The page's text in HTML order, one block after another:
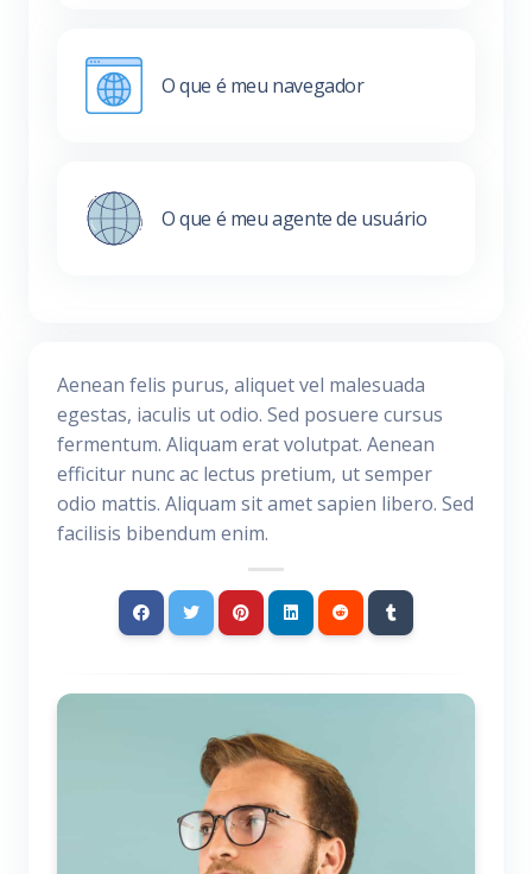
O que é meu navegador
O que é meu agente de usuário
Aenean felis purus, aliquet vel malesuada
egestas, iaculis ut odio. Sed posuere cursus
fermentum. Aliquam erat volutpat. Aenean
efficitur nunc ac lectus pretium, ut semper
odio mattis. Aliquam sit amet sapien libero. Sed
facilisis bibendum enim.